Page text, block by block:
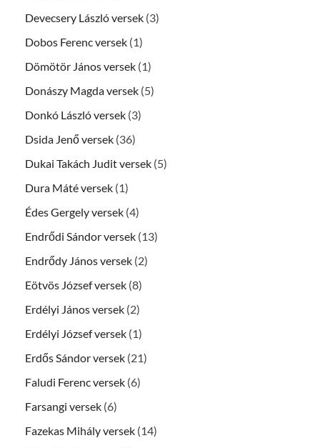
Devecsery László versek (3)
Dobos Ferenc versek (1)
Dömötör János versek (1)
Donászy Magda versek (5)
Donkó László versek (3)
Dsida Jenő versek (36)
Dukai Takách Judit versek (5)
Dura Máté versek (1)
Édes Gergely versek (4)
Endrődi Sándor versek (13)
Endrődy János versek (2)
Eötvös József versek (8)
Erdélyi János versek (2)
Erdélyi József versek (1)
Erdős Sándor versek (21)
Faludi Ferenc versek (6)
Farsangi versek (6)
Fazekas Mihály versek (14)